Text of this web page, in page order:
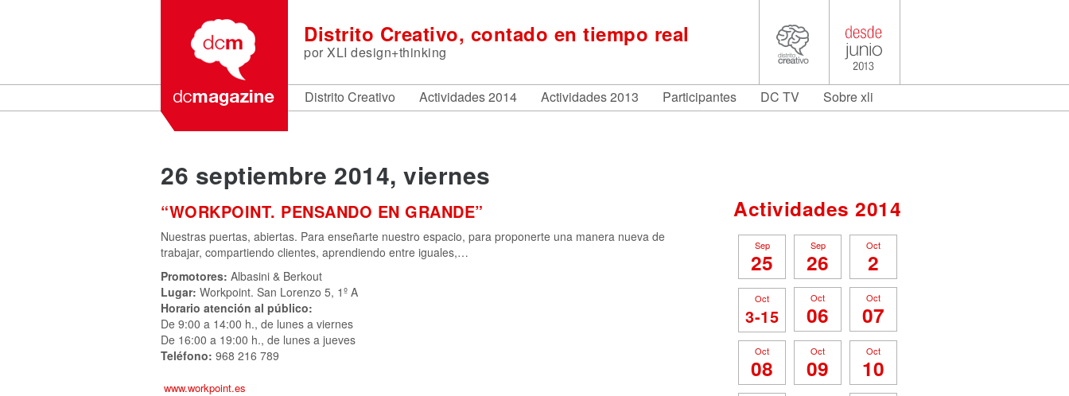
Distrito Creativo, contado en tiempo real
por XLI design+thinking
Distrito Creativo Actividades 2014 Actividades 2013 Participantes DC TV Sobre xli
26 septiembre 2014, viernes
“WORKPOINT. PENSANDO EN GRANDE”
Nuestras puertas, abiertas. Para enseñarte nuestro espacio, para proponerte una manera nueva de
trabajar, compartiendo clientes, aprendiendo entre iguales,…
Promotores: Albasini & Berkout
Lugar: Workpoint. San Lorenzo 5, 1º A
Horario atención al público:
De 9:00 a 14:00 h., de lunes a viernes
De 16:00 a 19:00 h., de lunes a jueves
Teléfono: 968 216 789
www.workpoint.es
Actividades 2014
Sep
25
Sep
26
Oct
2
Oct
3-15
Oct
06
Oct
07
Oct
08
Oct
09
Oct
10